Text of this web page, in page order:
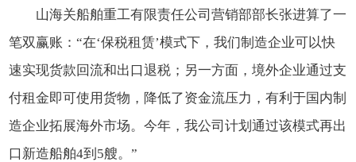
山海关船舶重工有限责任公司营销部部长张进算了一
笔双赢账：“在‘保税租赁’模式下，我们制造企业可以快
速实现货款回流和出口退税；另一方面，境外企业通过支
付租金即可使用货物，降低了资金流压力，有利于国内制
造企业拓展海外市场。今年，我公司计划通过该模式再出
口新造船舶4到5艘。”